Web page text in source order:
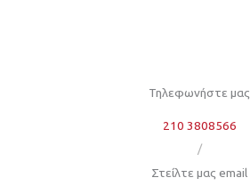
Τηλεφωνήστε μας
210 3808566
/
Στείλτε μας email